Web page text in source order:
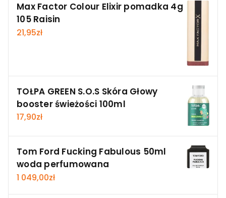
Max Factor Colour Elixir pomadka 4g
105 Raisin
21,95zł
TOŁPA GREEN S.O.S Skóra Głowy
booster świeżości 100ml
17,90zł
Tom Ford Fucking Fabulous 50ml
woda perfumowana
1 049,00zł